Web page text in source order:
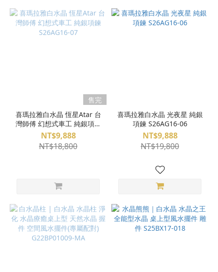
售完
喜瑪拉雅白水晶 恆星Atar 台
灣師傅 幻想式車工 純銀項鍊
S26AG16-07
NT$9,888
NT$18,800
喜瑪拉雅白水晶 光夜星 純銀
項鍊 S26AG16-06
NT$9,888
NT$19,800